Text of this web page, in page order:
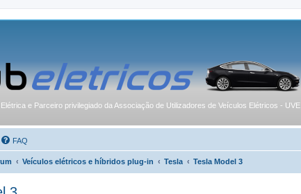
e Parceiro privilegiado da Associação de Utilizadores de Veículos Elétricos - UVE
FAQ
Veículos elétricos e híbridos plug-in Tesla Tesla Model 3